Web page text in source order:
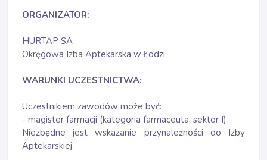
ORGANIZATOR:
HURTAP SA
Okręgowa Izba Aptekarska w Łodzi
WARUNKI UCZESTNICTWA:
Uczestnikiem zawodów może być:
- magister farmacji (kategoria farmaceuta, sektor I)
Niezbędne jest wskazanie przynależności do Izby
Aptekarskiej.